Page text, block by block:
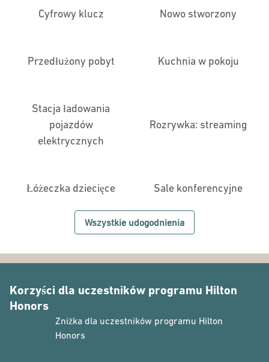
Cyfrowy klucz Nowo stworzony
Przedłużony pobyt Kuchnia w pokoju
Stacja ładowania
pojazdów
elektrycznych
Rozrywka: streaming
Łóżeczka dziecięce Sale konferencyjne
Wszystkie udogodnienia
Korzyści dla uczestników programu Hilton
Honors
Zniżka dla uczestników programu Hilton
Honors